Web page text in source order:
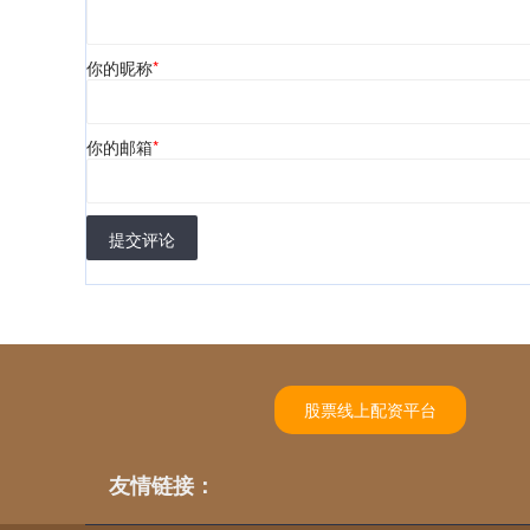
你的昵称*
你的邮箱*
提交评论
股票线上配资平台
友情链接：